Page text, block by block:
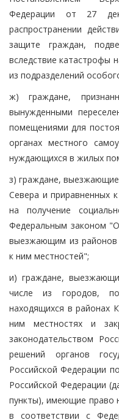
Федерации от 27
распространении
защите граждан,
вследствие катастрофы
из подразделений
ж) граждане,
вынужденными
помещениями для
органах местного
нуждающихся в жилых
з) граждане,
Севера и приравненных
на получение
Федеральным законом
выезжающим из районов
к ним местностей";
и) граждане,
числе из городов,
находящихся в районах
ним местностях и
законодательством
решений органов
Российской Федерации
Российской Федерации
пункты), имеющие право
в соответствии с